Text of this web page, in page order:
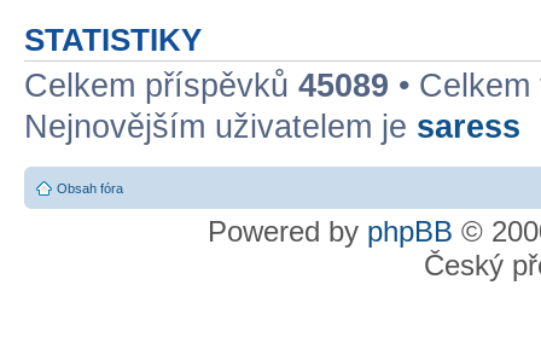
STATISTIKY
Celkem příspěvků 45089 •
Nejnovějším uživatelem je saress
Obsah fóra
Powered by phpBB ©
Český